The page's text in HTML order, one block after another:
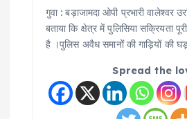
गुवा : बड़ाजामदा ओपी प्रभारी वालेश्वर
बताया कि क्षेत्र में पुलिसिया सक्रियता
है ।पुलिस अवैध समानों की गाड़ियों की
Spread the